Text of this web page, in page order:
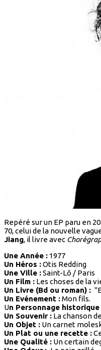
Repéré sur un EP paru en
70, celui de la nouvelle
Jiang, il livre avec
Une Année : 1977
Un Héros :Otis Redding
Une Ville :Saint-Lô / Paris
Un Film : Les choses de la
Un Livre (Bd ou roman) :
Un Evénement :Mon fils.
Un Personnage historique
Un Souvenir : La chanson
Un Objet : Un carnet
Un Plat ou une recette :
Une Qualité : Un certain